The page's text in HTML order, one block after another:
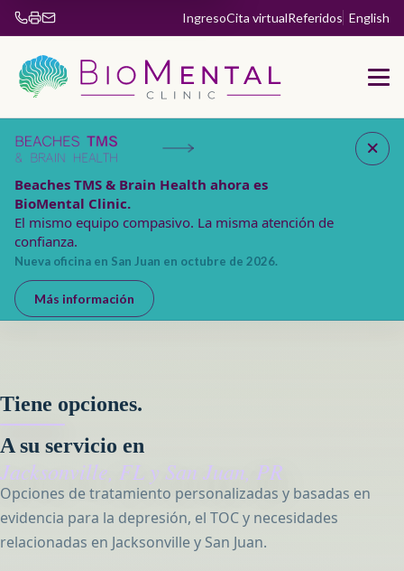
Fax 904-853-5885 IngresoCita virtualReferidos English
Beaches TMS & Brain Health ahora es
BioMental Clinic.
El mismo equipo compasivo. La misma atención de
confianza.
Nueva oficina en San Juan en octubre de 2026.
Más información
Tiene opciones.
A su servicio en
Jacksonville, FL y San Juan, PR
Opciones de tratamiento personalizadas y basadas en
evidencia para la depresión, el TOC y necesidades
relacionadas en Jacksonville y San Juan.